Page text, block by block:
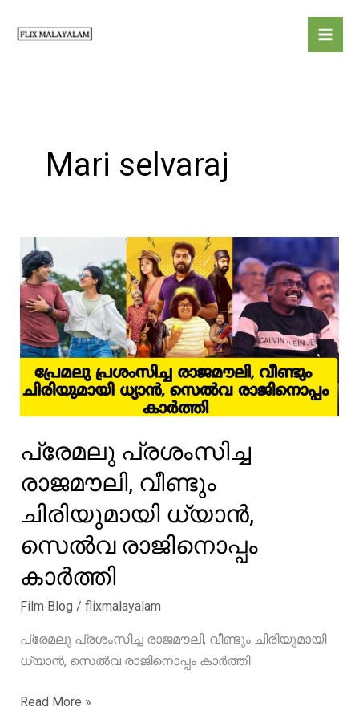
Mari selvaraj
പ്രേമലു പ്രശംസിച്ച
രാജമൗലി, വീണ്ടും
ചിരിയുമായി ധ്യാൻ,
സെൽവ രാജിനൊപ്പം
കാർത്തി
Film Blog / flixmalayalam
പ്രേമലു പ്രശംസിച്ച രാജമൗലി, വീണ്ടും ചിരിയുമായി
ധ്യാൻ, സെൽവ രാജിനൊപ്പം കാർത്തി
പ്രേമലു
Read More »